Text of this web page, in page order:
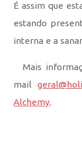
É assim que
estando
interna e a
Mais
mail
Alchemy.